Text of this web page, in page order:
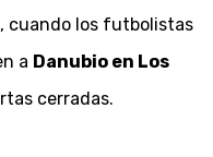
, cuando los futbolistas
a Danubio en Los
cerradas.